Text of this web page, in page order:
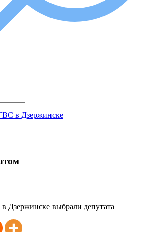
в Дзержинске
Дзержинске выбрали депутата